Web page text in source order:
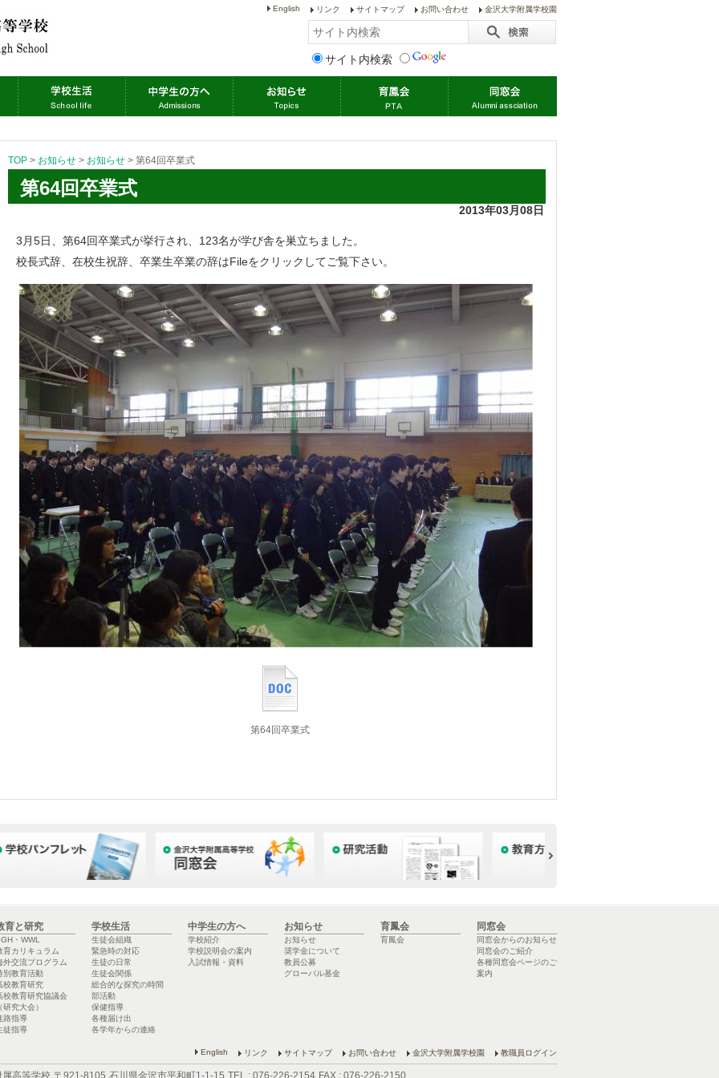
金沢大学附属学校園
お問い合わせ
サイトマップ
リンク
English
サイト内検索
TOP > お知らせ > お知らせ > 第64回卒業式
第64回卒業式
2013年03月08日
3月5日、第64回卒業式が挙行され、123名が学び舎を巣立ちました。
校長式辞、在校生祝辞、卒業生卒業の辞はFileをクリックしてご覧下さい。
第64回卒業式
育と研究
・WWL
育カリキュラム
外交流プログラム
別教育活動
校教育研究
校教育研究協議会
研究大会）
路指導
徒指導
学校生活
生徒会組織
緊急時の対応
生徒の日常
生徒会関係
総合的な探究の時間
部活動
保健指導
各種届け出
各学年からの連絡
中学生の方へ
学校紹介
学校説明会の案内
入試情報・資料
お知らせ
お知らせ
奨学金について
教員公募
グローバル基金
育鳳会
育鳳会
同窓会
同窓会からのお知らせ
同窓会のご紹介
各種同窓会ページのご
案内
教職員ログイン
金沢大学附属学校園
お問い合わせ
サイトマップ
リンク
English
高等学校 〒921-8105 石川県金沢市平和町1-1-15 TEL : 076-226-2154 FAX : 076-226-2150